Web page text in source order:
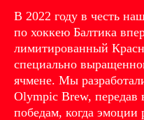
В 2022 году в честь
по хоккею Балтика
лимитированный
специально
ячмене. Мы
Olympic Brew, передав
победам, когда эмоции